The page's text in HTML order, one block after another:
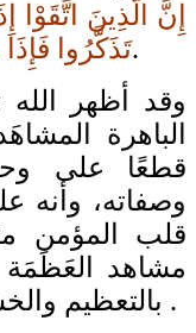
إِنَّ الَّذِينَ
تَذَكَّرُوا[الأعراف:201].
وقد أظهر
الباهرة
قطعًا على
وصفاته، وأنه
قلب المؤمن
مشاهد
بالتعظيم والخشية لله وحده سبحانه وتعالى.